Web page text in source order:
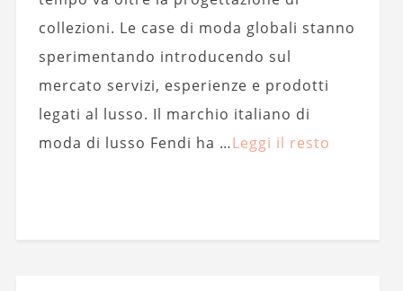
collezioni. Le case di moda globali stanno
sperimentando introducendo sul
mercato servizi, esperienze e prodotti
legati al lusso. Il marchio italiano di
moda di lusso Fendi ha …Leggi il resto